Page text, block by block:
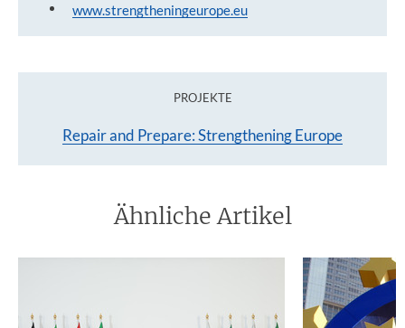
www.strengtheningeurope.eu
PROJEKTE
Repair and Prepare: Strengthening Europe
Ähnliche Artikel